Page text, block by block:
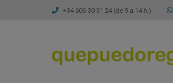
+34 606 30 31 24 (de 9 a 14 h.)